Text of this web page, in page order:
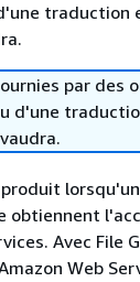
traduction
par des
d'une
obtiennent
Avec File
Web